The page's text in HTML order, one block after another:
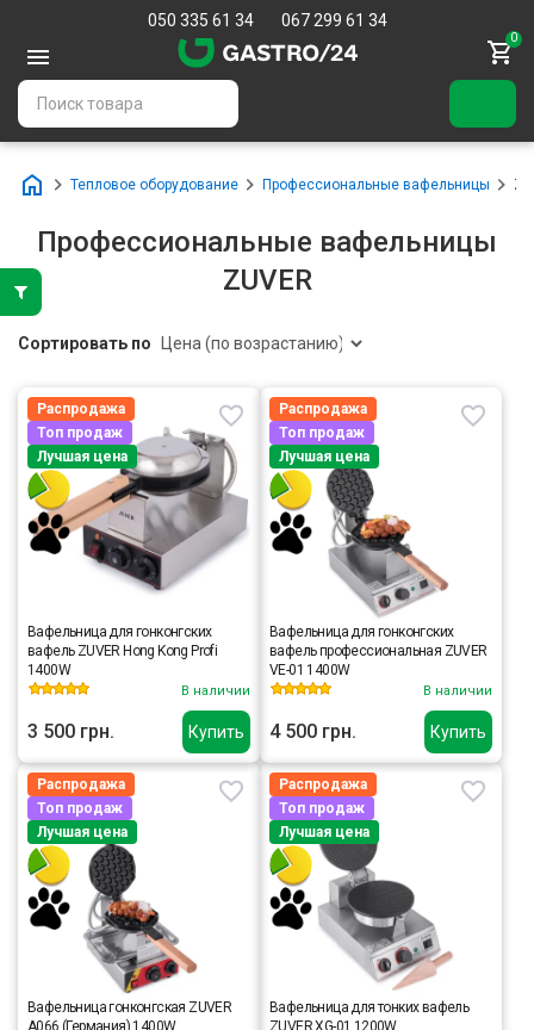
050 335 61 34 067 299 61 34
0
Тепловое оборудование Профессиональные вафельницы
Профессиональные вафельницы
ZUVER
Сортировать по
Купить
Распродажа
Топ продаж
Лучшая цена
Вафельница для гонконгских
вафель ZUVER Hong Kong Profi
1400W
В наличии
3 500 грн. Купить
Распродажа
Топ продаж
Лучшая цена
Вафельница для гонконгских
вафель профессиональная ZUVER
VE-01 1400W
В наличии
4 500 грн.
Распродажа
Топ продаж
Лучшая цена
Вафельница гонконгская ZUVER
A066 (Германия) 1400W
Распродажа
Топ продаж
Лучшая цена
Вафельница для тонких вафель
ZUVER XG-01 1200W